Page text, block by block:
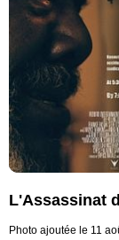
L'Assassinat
Photo ajoutée le 11